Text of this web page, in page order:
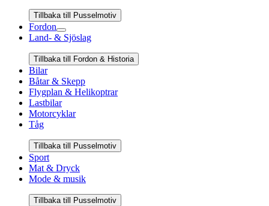
Tillbaka till Pusselmotiv
Fordon
Land- & Sjöslag
Tillbaka till Fordon & Historia
Bilar
Båtar & Skepp
Flygplan & Helikoptrar
Lastbilar
Motorcyklar
Tåg
Tillbaka till Pusselmotiv
Sport
Mat & Dryck
Mode & musik
Tillbaka till Pusselmotiv